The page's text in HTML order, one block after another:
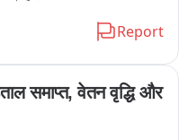
एंड ऑर्डर धरनास्थल पहुंचे।
कि सभी को सकारात्मक
Report
समाप्त, वेतन वृद्धि और